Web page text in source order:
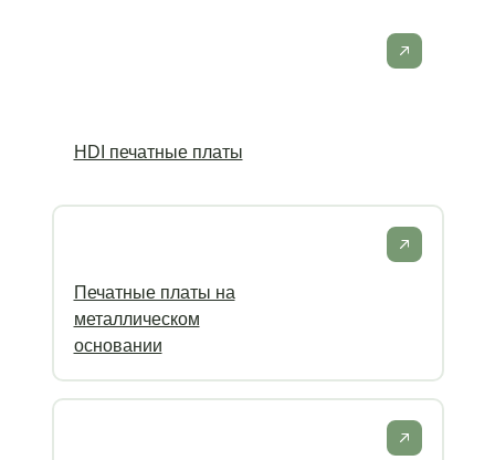
HDI печатные платы
Печатные платы на
металлическом
основании